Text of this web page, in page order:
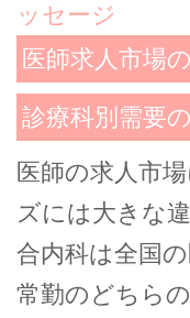
ッセージ
医師求人市場
診療科別需要
医師の求人市
ズには大きな
合内科は全国
常勤のどちら